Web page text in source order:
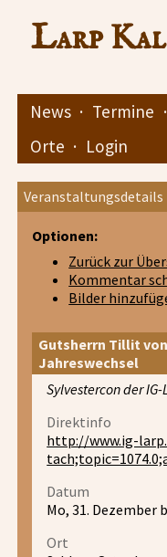
Larp
News · Termine ·
Orte · Login
Veranstaltungsdetails
Optionen:
Zurück zur
Kommentar
Bilder
Gutsherrn Tillit
Jahreswechsel
Sylvestercon der IG-
Direktinfo
http://www.ig-
Datum
Mo, 31. Dezember
Ort